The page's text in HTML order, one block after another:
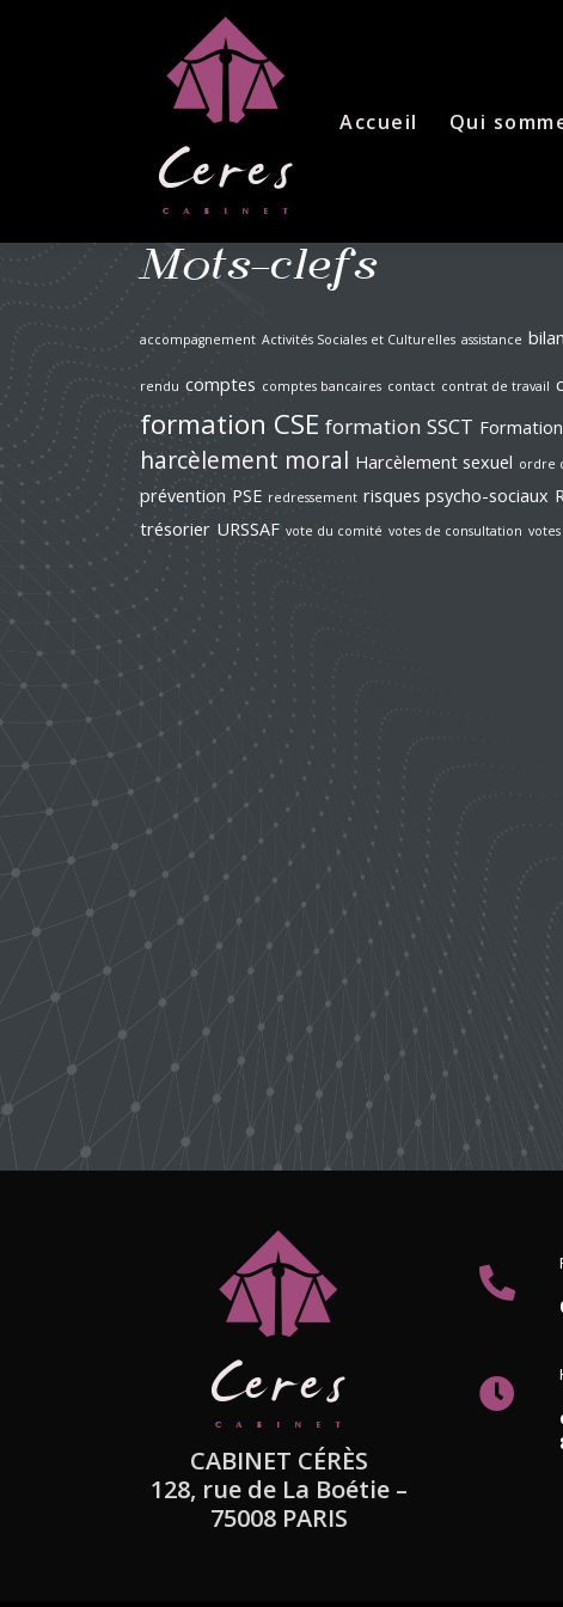
Accueil Qui
Mots-clefs
accompagnement Activités Sociales et Culturelles assistance bilan
rendu comptes comptes bancaires contact contrat de travail
formation CSE formation SSCT
harcèlement moral Harcèlement sexuel ordre
prévention PSE redressement risques psycho-sociaux
trésorier URSSAF vote du comité votes de consultation
CABINET CÉRÈS
128, rue de La Boétie –
75008 PARIS